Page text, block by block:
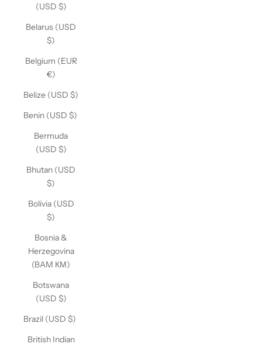
(USD $)
Belarus (USD
$)
Belgium (EUR
€)
Belize (USD $)
Benin (USD $)
Bermuda
(USD $)
Bhutan (USD
$)
Bolivia (USD
$)
Bosnia &
Herzegovina
(BAM КМ)
Botswana
(USD $)
Brazil (USD $)
British Indian